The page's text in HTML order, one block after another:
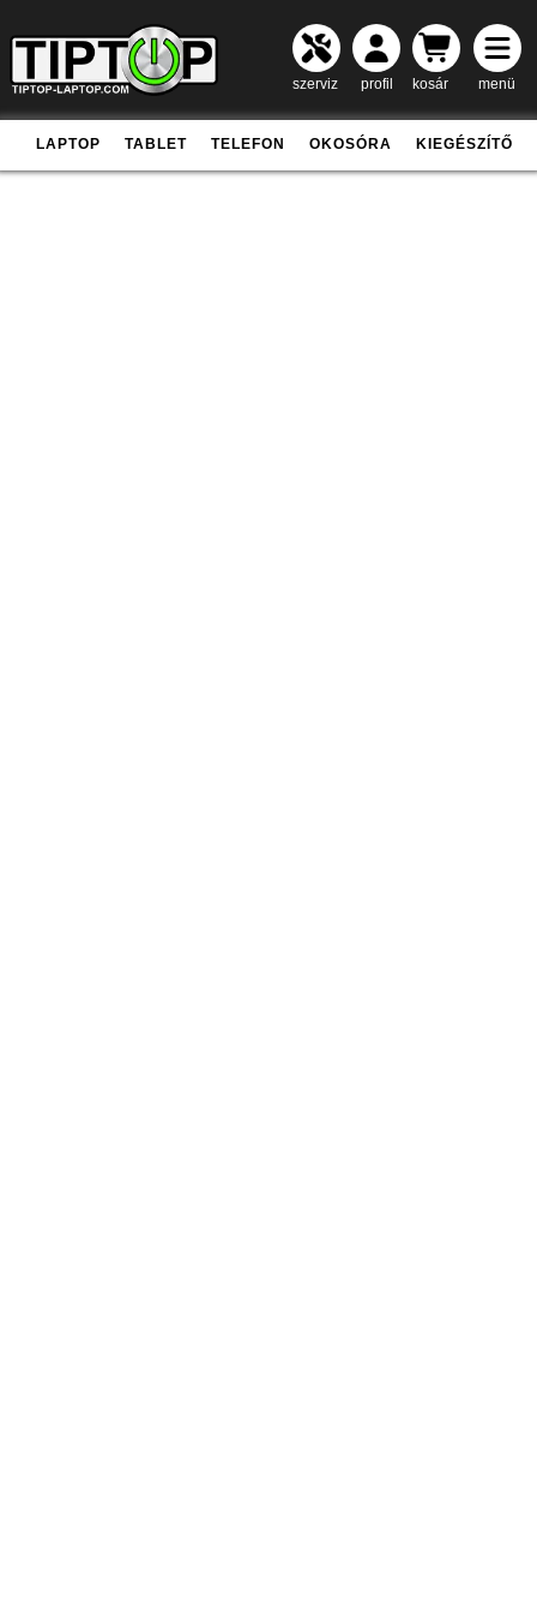
szerviz profil kosár menü
LAPTOP TABLET TELEFON OKOSÓRA KIEGÉSZÍTŐ